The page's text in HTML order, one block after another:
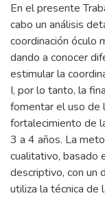
En el presente
cabo un análisis
coordinación óculo
dando a conocer
estimular la
I, por lo tanto, la
fomentar el uso de
fortalecimiento de
3 a 4 años. La
cualitativo, basado
descriptivo, con un
utiliza la técnica de